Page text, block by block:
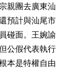
親團去廣東汕
預計與汕尾市
碰面。王婉諭
公假代表執行
本是特權自由